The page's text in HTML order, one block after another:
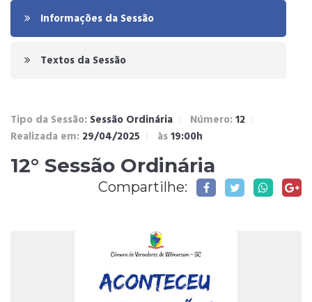
Informações da Sessão
Textos da Sessão
Tipo da Sessão: Sessão Ordinária Número:12
Realizada em: 29/04/2025 às19:00h
12° Sessão Ordinária
Compartilhe: